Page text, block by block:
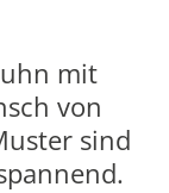
mit
von
sind